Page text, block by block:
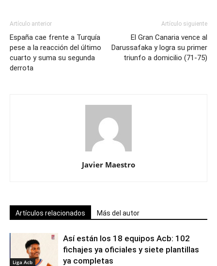
Artículo anterior
España cae frente a Turquía
pese a la reacción del último
cuarto y suma su segunda
derrota
Artículo siguiente
El Gran Canaria vence al
Darussafaka y logra su primer
triunfo a domicilio (71-75)
Javier Maestro
Artículos relacionados Más del autor
Liga Acb
Así están los 18 equipos Acb: 102
fichajes ya oficiales y siete plantillas
ya completas